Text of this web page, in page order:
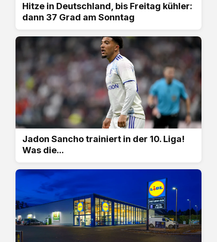
Hitze in Deutschland, bis Freitag kühler:
dann 37 Grad am Sonntag
Jadon Sancho trainiert in der 10. Liga!
Was die...